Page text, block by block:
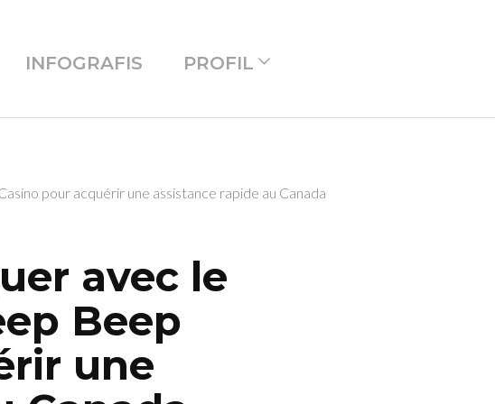
INFOGRAFIS PROFIL
pour acquérir une assistance rapide au Canada
avec le
Beep
une